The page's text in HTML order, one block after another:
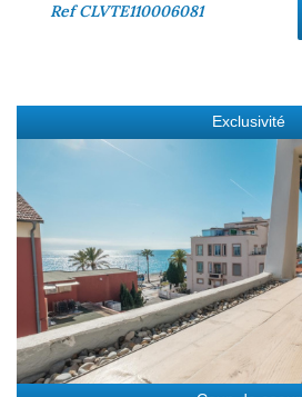
RefCLVTE110006081
Exclusivité